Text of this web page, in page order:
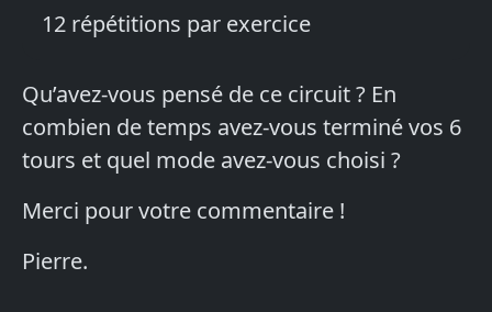
12 répétitions par exercice
Qu’avez-vous pensé de ce circuit ? En
combien de temps avez-vous terminé vos 6
tours et quel mode avez-vous choisi ?
Merci pour votre commentaire !
Pierre.